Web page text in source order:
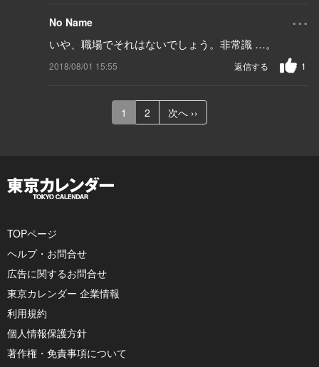
No Name ...
いや、職場でそれはないでしょう。非常識 …。
2018/08/01 15:55 1
返信する
1 2 次へ ››
TOPページ
ヘルプ・お問合せ
広告に関するお問合せ
東京カレンダー 企業情報
利用規約
個人情報保護方針
著作権・免責事項について